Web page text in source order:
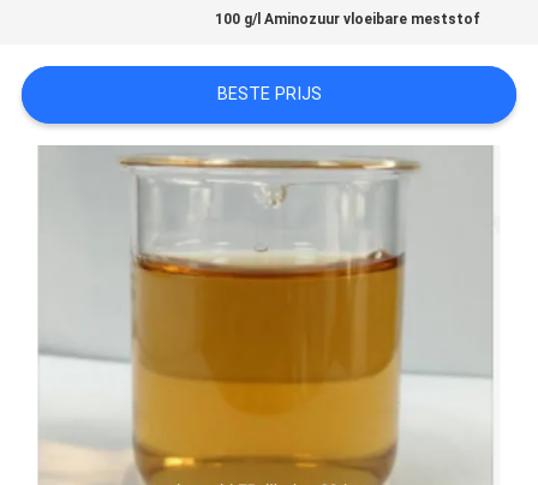
PRIVACYBELEID
100 g/l Aminozuur vloeibare meststof
BESTE PRIJS